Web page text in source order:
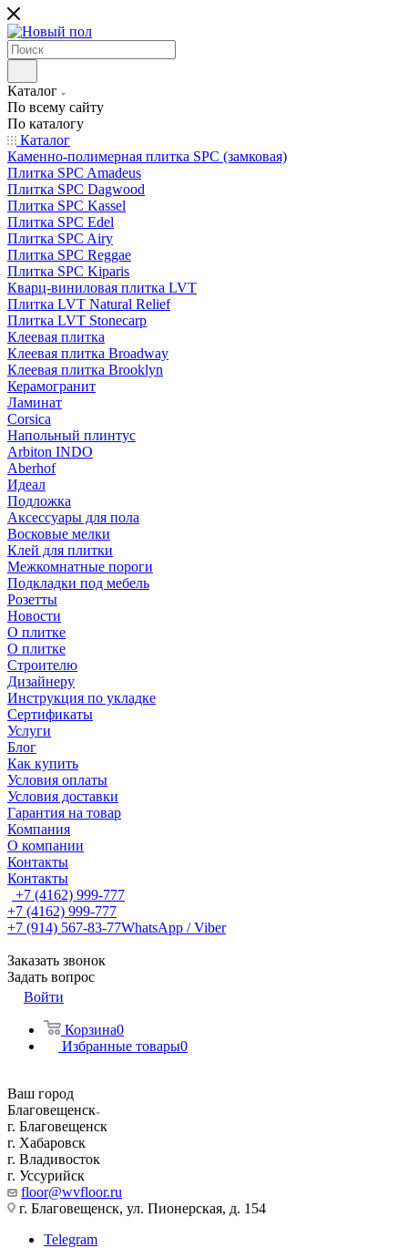
Каталог
По всему сайту
По каталогу
Каталог
Каменно-полимерная плитка SPC (замковая)
Плитка SPC Amadeus
Плитка SPC Dagwood
Плитка SPC Kassel
Плитка SPC Edel
Плитка SPC Airy
Плитка SPC Reggae
Плитка SPC Kiparis
Кварц-виниловая плитка LVT
Плитка LVT Natural Relief
Плитка LVT Stonecarp
Клеевая плитка
Клеевая плитка Broadway
Клеевая плитка Brooklyn
Керамогранит
Ламинат
Corsica
Напольный плинтус
Arbiton INDO
Aberhof
Идеал
Подложка
Аксессуары для пола
Восковые мелки
Клей для плитки
Межкомнатные пороги
Подкладки под мебель
Розетты
Новости
О плитке
О плитке
Строителю
Дизайнеру
Инструкция по укладке
Сертификаты
Услуги
Блог
Как купить
Условия оплаты
Условия доставки
Гарантия на товар
Компания
О компании
Контакты
Контакты
+7 (4162) 999-777
+7 (4162) 999-777
+7 (914) 567-83-77WhatsApp / Viber
Заказать звонок
Задать вопрос
Войти
Корзина0
Избранные товары0
Ваш город
Благовещенск
г. Благовещенск
г. Хабаровск
г. Владивосток
г. Уссурийск
floor@wvfloor.ru
г. Благовещенск, ул. Пионерская, д. 154
Telegram